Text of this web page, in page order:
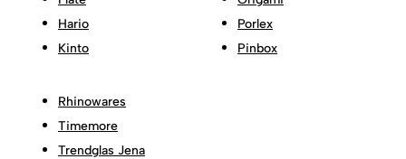
Hario
Kinto
Porlex
Pinbox
Rhinowares
Timemore
Trendglas Jena